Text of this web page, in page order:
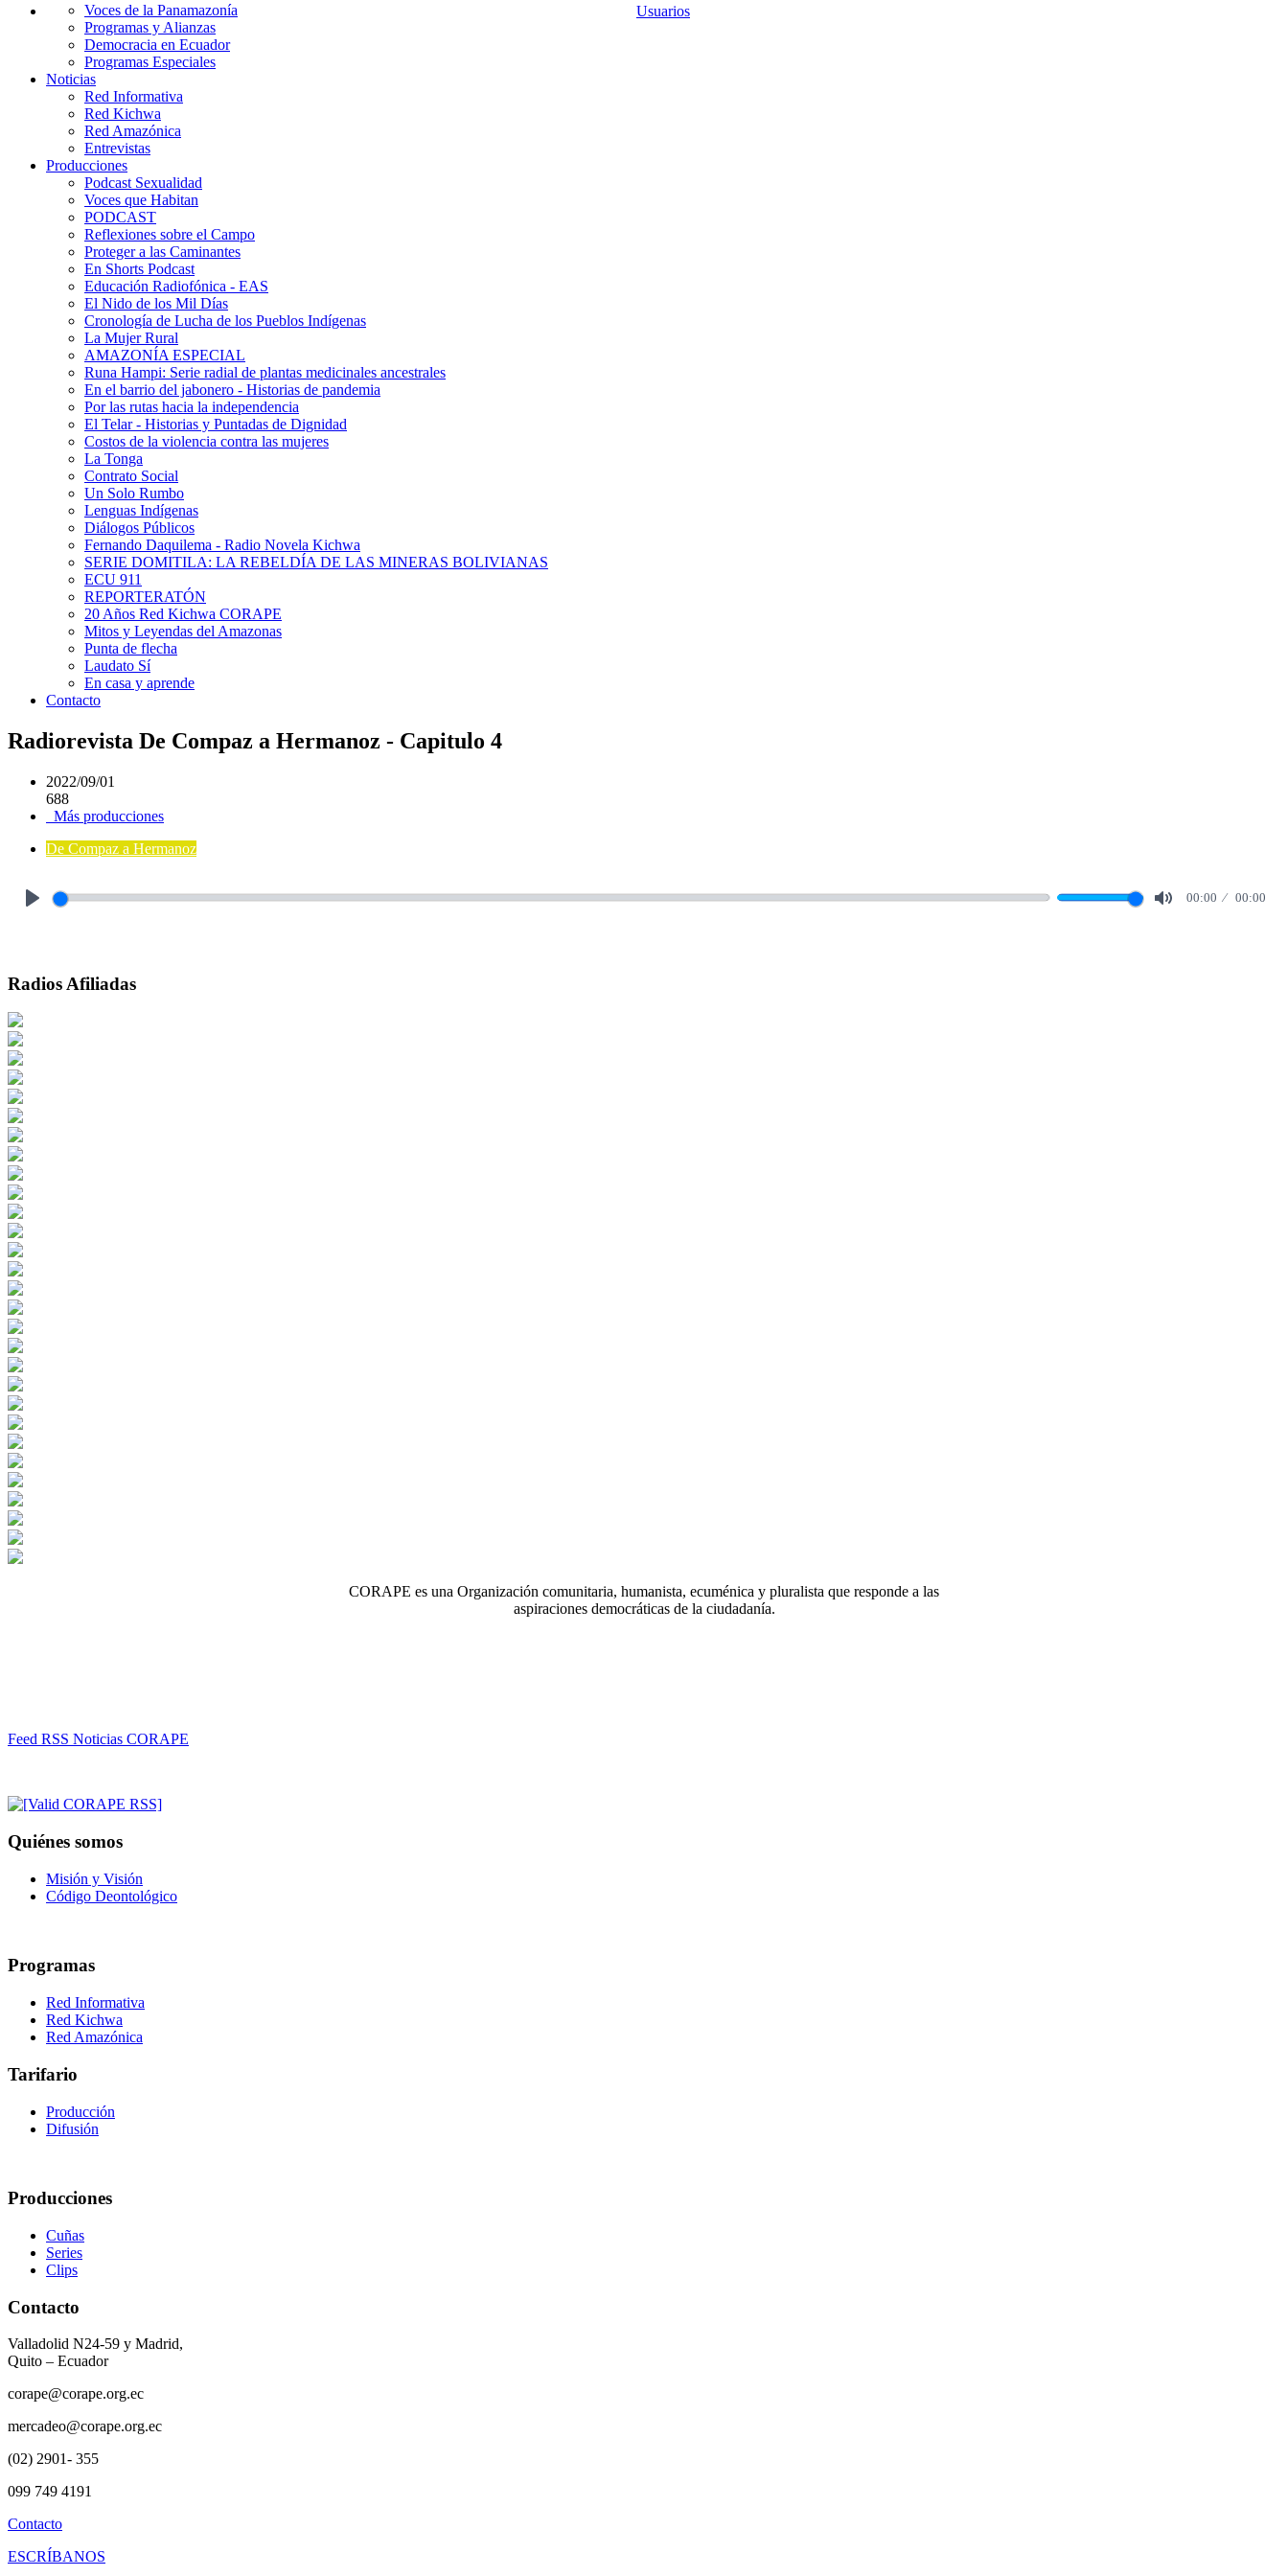
Usuarios
Voces de la Panamazonía
Programas y Alianzas
Democracia en Ecuador
Programas Especiales
Noticias
Red Informativa
Red Kichwa
Red Amazónica
Entrevistas
Producciones
Podcast Sexualidad
Voces que Habitan
PODCAST
Reflexiones sobre el Campo
Proteger a las Caminantes
En Shorts Podcast
Educación Radiofónica - EAS
El Nido de los Mil Días
Cronología de Lucha de los Pueblos Indígenas
La Mujer Rural
AMAZONÍA ESPECIAL
Runa Hampi: Serie radial de plantas medicinales ancestrales
En el barrio del jabonero - Historias de pandemia
Por las rutas hacia la independencia
El Telar - Historias y Puntadas de Dignidad
Costos de la violencia contra las mujeres
La Tonga
Contrato Social
Un Solo Rumbo
Lenguas Indígenas
Diálogos Públicos
Fernando Daquilema - Radio Novela Kichwa
SERIE DOMITILA: LA REBELDÍA DE LAS MINERAS BOLIVIANAS
ECU 911
REPORTERATÓN
20 Años Red Kichwa CORAPE
Mitos y Leyendas del Amazonas
Punta de flecha
Laudato Sí
En casa y aprende
Contacto
Radiorevista De Compaz a Hermanoz - Capitulo 4
2022/09/01
688
Más producciones
De Compaz a Hermanoz
00:00 00:00
Radios Afiliadas
CORAPE es una Organización comunitaria, humanista, ecuménica y pluralista que responde a las
aspiraciones democráticas de la ciudadanía.
Feed RSS Noticias CORAPE
Quiénes somos
Misión y Visión
Código Deontológico
Programas
Red Informativa
Red Kichwa
Red Amazónica
Tarifario
Producción
Difusión
Producciones
Cuñas
Series
Clips
Contacto
Valladolid N24-59 y Madrid,
Quito – Ecuador
corape@corape.org.ec
mercadeo@corape.org.ec
(02) 2901- 355
099 749 4191
Contacto
ESCRÍBANOS